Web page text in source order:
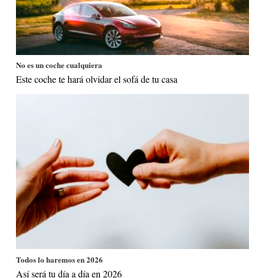
No es un coche cualquiera
Este coche te hará olvidar el sofá de tu casa
Todos lo haremos en 2026
Así será tu día a día en 2026